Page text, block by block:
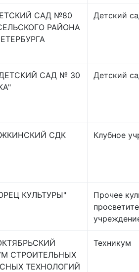
САД №80
РАЙОНА
Детский
САД № 30
Детский
СДК Клубное
КУЛЬТУРЫ"
Прочее
СТРОИТЕЛЬНЫХ
ТЕХНОЛОГИЙ
Техникум